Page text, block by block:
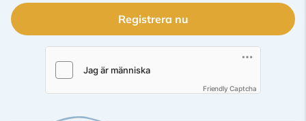
Registrera nu
Friendly Captcha